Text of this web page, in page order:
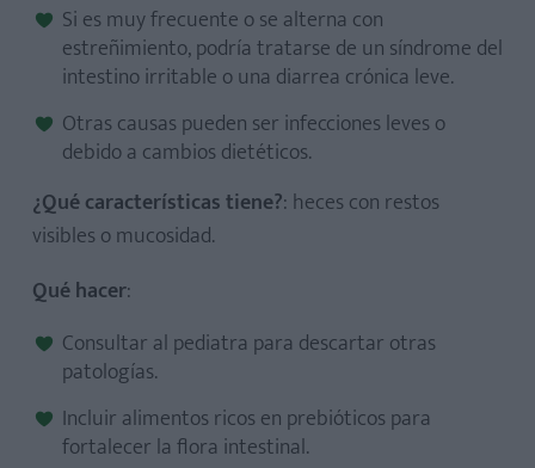
Si es muy frecuente o se alterna con
estreñimiento, podría tratarse de un síndrome del
intestino irritable o una diarrea crónica leve.
Otras causas pueden ser infecciones leves o
debido a cambios dietéticos.
¿Qué características tiene?: heces con restos
visibles o mucosidad.
Qué hacer:
Consultar al pediatra para descartar otras
patologías.
Incluir alimentos ricos en prebióticos para
fortalecer la flora intestinal.